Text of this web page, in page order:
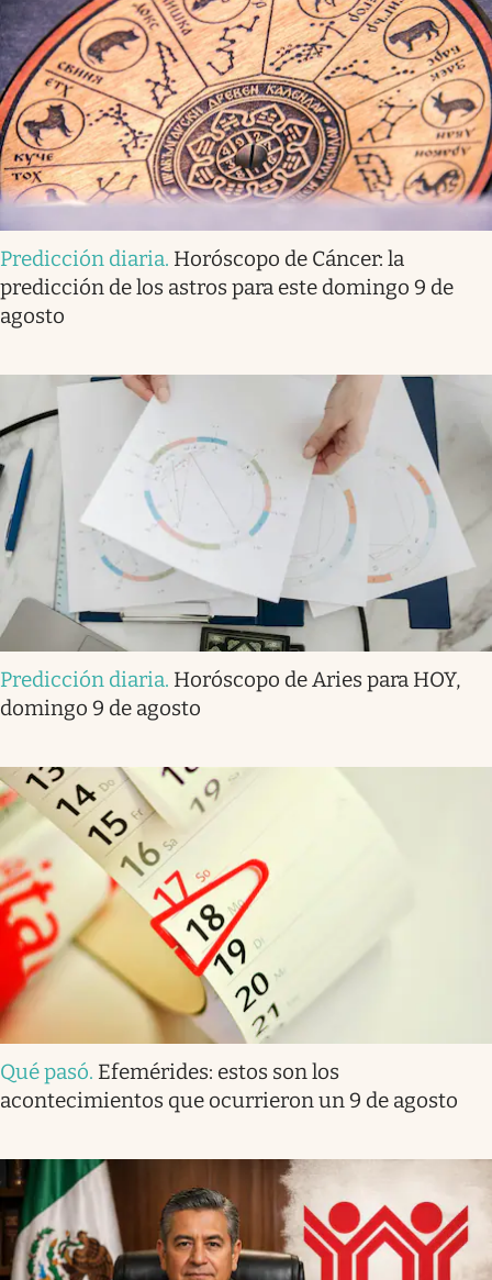
Predicción diaria. Horóscopo de Cáncer: la
predicción de los astros para este domingo 9 de
agosto
Predicción diaria. Horóscopo de Aries para HOY,
domingo 9 de agosto
Qué pasó. Efemérides: estos son los
acontecimientos que ocurrieron un 9 de agosto